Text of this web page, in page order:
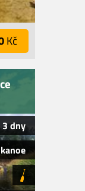
Kč
3 dny